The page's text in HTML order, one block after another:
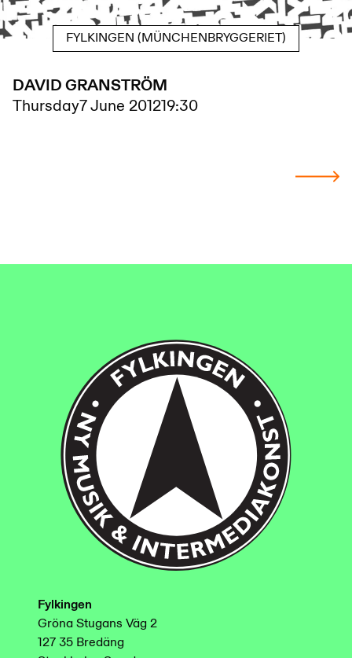
FYLKINGEN (MÜNCHENBRYGGERIET)
DAVID GRANSTRÖM
Thursday7 June 201219:30
Fylkingen
Gröna Stugans Väg 2
127 35 Bredäng